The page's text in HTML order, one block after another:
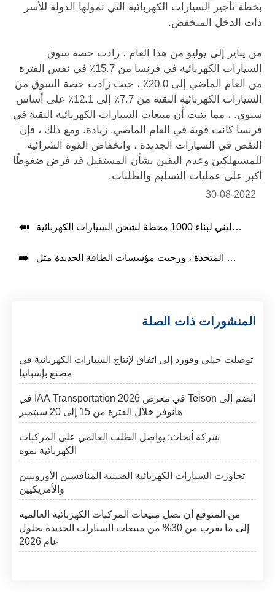
بخطة تأجير السيارات الكهربائية التي تمولها الدولة للأسر
ذات الدخل المنخفض.
من يناير إلى يوليو من هذا العام ، زادت حصة سوق
السيارات الكهربائية في فرنسا من 15.7٪ في نفس الفترة
من العام الماضي إلى 20.0٪ ، حيث زادت حصة السوق من
السيارات الكهربائية النقية من 7.7٪ إلى 12.1٪ على أساس
سنوي. ، مما يثبت أن مبيعات السيارات الكهربائية النقية في
فرنسا كانت قوية في العام الماضي. زيادة. ومع ذلك ، فإن
النقص في السيارات الجديدة ، وانخفاض القوة الشرائية
للمستهلكين وعدم اليقين بشأن المستقبل قد فرض ضغوطًا
أكبر على عمليات التسليم والطلبات.
30-08-2022


المنشورات ذات الصلة
توصلت جيلي وفورد إلى اتفاق لإنتاج السيارات الكهربائية في
مصنع بإسبانيا
انضم إلى Teison في معرض IAA Transportation 2026 في
هانوفر خلال الفترة من 15 إلى 20 سبتمبر
شركة أبحاث: يواصل الطلب العالمي على المركبات
الكهربائية نموه
تجاوزت السيارات الكهربائية الصينية المنافسين الأوروبيين
والأمريكيين
من المتوقع أن تصل مبيعات المركبات الكهربائية العالمية
إلى ما يقرب من 30% من مبيعات السيارات الجديدة بحلول
عام 2026